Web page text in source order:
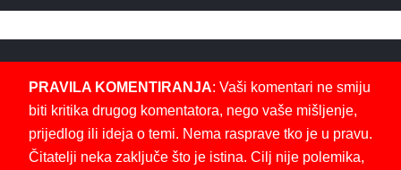
PRAVILA KOMENTIRANJA: Vaši komentari ne smiju
biti kritika drugog komentatora, nego vaše mišljenje,
prijedlog ili ideja o temi. Nema rasprave tko je u pravu.
Čitatelji neka zaključe što je istina. Cilj nije polemika,